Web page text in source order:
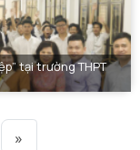
tại trường THPT
»